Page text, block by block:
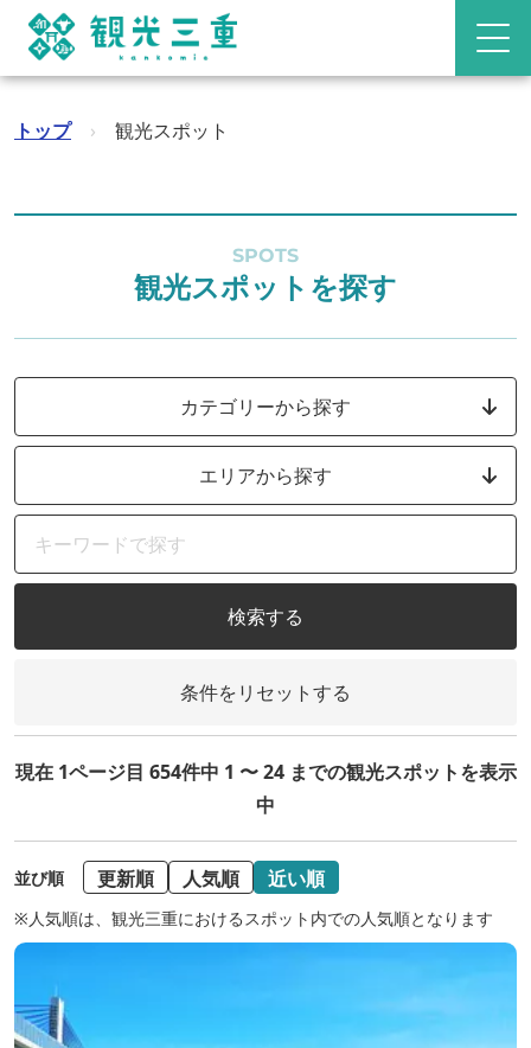
トップ › 観光スポット
SPOTS
観光スポットを探す
カテゴリーから探す
エリアから探す
検索する
条件をリセットする
現在 1ページ目 654件中 1 〜 24 までの観光スポットを表示
中
並び順 更新順 人気順 近い順
※人気順は、観光三重におけるスポット内での人気順となります